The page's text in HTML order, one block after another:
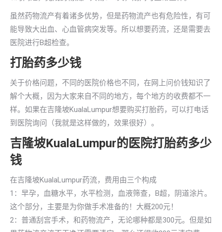
虽然药物流产有着诸多优势，但是药物流产也有危险性，有可
能导致大出血、心血管病突发等。所以想要药流，还是需要去
医院进行B超检查。
打胎药多少钱
关于价格问题，不同的医院价格也不同，在网上问价钱知识了
解个大概，因为大家来自不同的地方，每个地方的收费都不一
样。如果在吉隆坡KualaLumpur想要购买打胎药，可以打电话
到医院询问（我就是这样做的，效果很好）。
吉隆坡KualaLumpur的医院打胎药多少
钱
在吉隆坡KualaLumpur药流，费用由三个构成
1：早孕，血糖水平，水平检测，血液筛查，B超，阴道涂片。
这个部分，主要是为你做手术准备的！大概200元！
2：普通刮宫手术，和药物流产，无论哪种都是300元。但是如